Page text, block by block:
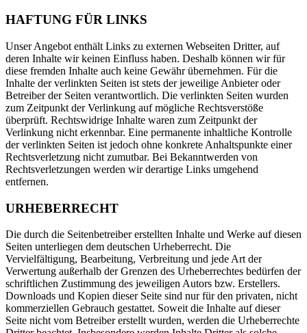
HAFTUNG FÜR LINKS
Unser Angebot enthält Links zu externen Webseiten Dritter, auf
deren Inhalte wir keinen Einfluss haben. Deshalb können wir für
diese fremden Inhalte auch keine Gewähr übernehmen. Für die
Inhalte der verlinkten Seiten ist stets der jeweilige Anbieter oder
Betreiber der Seiten verantwortlich. Die verlinkten Seiten wurden
zum Zeitpunkt der Verlinkung auf mögliche Rechtsverstöße
überprüft. Rechtswidrige Inhalte waren zum Zeitpunkt der
Verlinkung nicht erkennbar. Eine permanente inhaltliche Kontrolle
der verlinkten Seiten ist jedoch ohne konkrete Anhaltspunkte einer
Rechtsverletzung nicht zumutbar. Bei Bekanntwerden von
Rechtsverletzungen werden wir derartige Links umgehend
entfernen.
URHEBERRECHT
Die durch die Seitenbetreiber erstellten Inhalte und Werke auf diesen
Seiten unterliegen dem deutschen Urheberrecht. Die
Vervielfältigung, Bearbeitung, Verbreitung und jede Art der
Verwertung außerhalb der Grenzen des Urheberrechtes bedürfen der
schriftlichen Zustimmung des jeweiligen Autors bzw. Erstellers.
Downloads und Kopien dieser Seite sind nur für den privaten, nicht
kommerziellen Gebrauch gestattet. Soweit die Inhalte auf dieser
Seite nicht vom Betreiber erstellt wurden, werden die Urheberrechte